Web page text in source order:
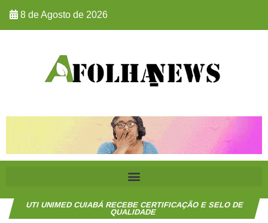
8 de Agosto de 2026
UTI UNIMED CUIABÁ RECEBE CERTIFICAÇÃO E SELO DE
QUALIDADE